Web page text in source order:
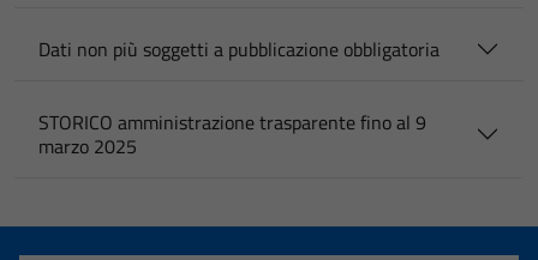
Dati non più soggetti a pubblicazione obbligatoria
STORICO amministrazione trasparente fino al 9
marzo 2025